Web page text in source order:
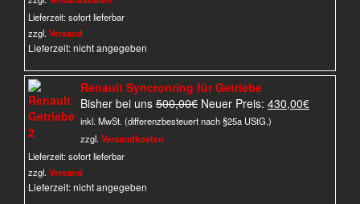
Lieferzeit:sofort lieferbar
zzgl.Versand
Lieferzeit: nicht angegeben
Renault Syncronring für Getriebe
Bisher bei uns 500,00€ Ursprünglicher
Preis
Neuer Preis: 430,00€Aktueller
inkl. MwSt. (differenzbesteuert nach §25a UStG.)
zzgl.Versandkosten
Lieferzeit:sofort lieferbar
zzgl.Versand
Lieferzeit: nicht angegeben